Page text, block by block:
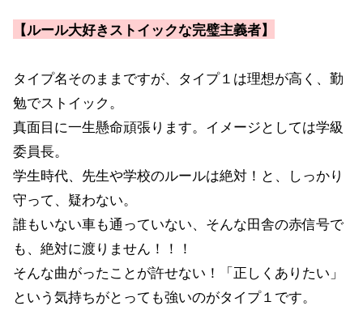
【ルール大好きストイックな完璧主義者】
タイプ名そのままですが、タイプ１は理想が高く、勤
勉でストイック。
真面目に一生懸命頑張ります。イメージとしては学級
委員長。
学生時代、先生や学校のルールは絶対！と、しっかり
守って、疑わない。
誰もいない車も通っていない、そんな田舎の赤信号で
も、絶対に渡りません！！！
そんな曲がったことが許せない！「正しくありたい」
という気持ちがとっても強いのがタイプ１です。